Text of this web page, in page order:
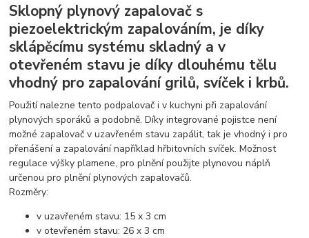
Sklopný plynový zapalovač s
piezoelektrickým zapalováním, je díky
sklápěcímu systému skladný a v
otevřeném stavu je díky dlouhému tělu
vhodný pro zapalování grilů, svíček i krbů.
Použití nalezne tento podpalovač i v kuchyni při zapalování
plynových sporáků a podobně. Díky integrované pojistce není
možné zapalovač v uzavřeném stavu zapálit, tak je vhodný i pro
přenášení a zapalování například hřbitovních svíček. Možnost
regulace výšky plamene, pro plnění použijte plynovou náplň
určenou pro plnění plynových zapalovačů.
Rozměry:
v uzavřeném stavu: 15 x 3 cm
v otevřeném stavu: 26 x 3 cm